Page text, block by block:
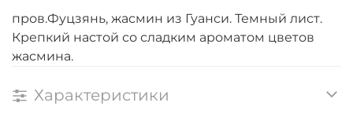
пров.Фуцзянь, жасмин из Гуанси. Темный лист.
Крепкий настой со сладким ароматом цветов
жасмина.
Характеристики